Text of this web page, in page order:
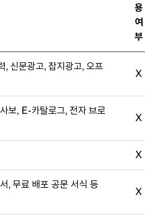
용
여
부
, 신문광고, 잡지광고, 오프
X
보, E-카탈로그, 전자 브로
X
X
, 무료 배포 공문 서식 등
X